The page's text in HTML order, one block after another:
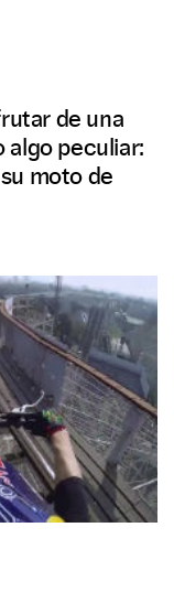
de una
algo peculiar:
moto de